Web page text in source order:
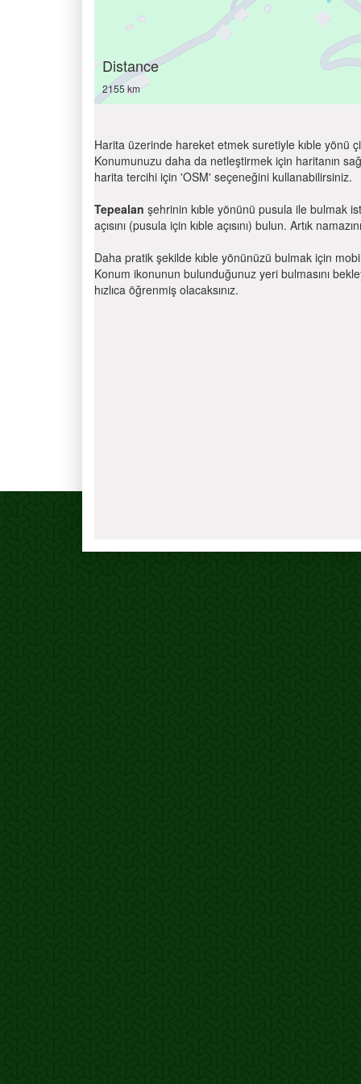
Distance
2155 km
Harita üzerinde hareket etmek suretiyle kıble yönü
Konumunuzu daha da netleştirmek için haritanın
harita tercihi için 'OSM' seçeneğini kullanabilirsiniz.
Tepealan şehrinin kıble yönünü pusula ile bulmak
açısını (pusula için kıble açısını) bulun. Artık
Daha pratik şekilde kıble yönünüzü bulmak için
Konum ikonunun bulunduğunuz yeri bulmasını
hızlıca öğrenmiş olacaksınız.